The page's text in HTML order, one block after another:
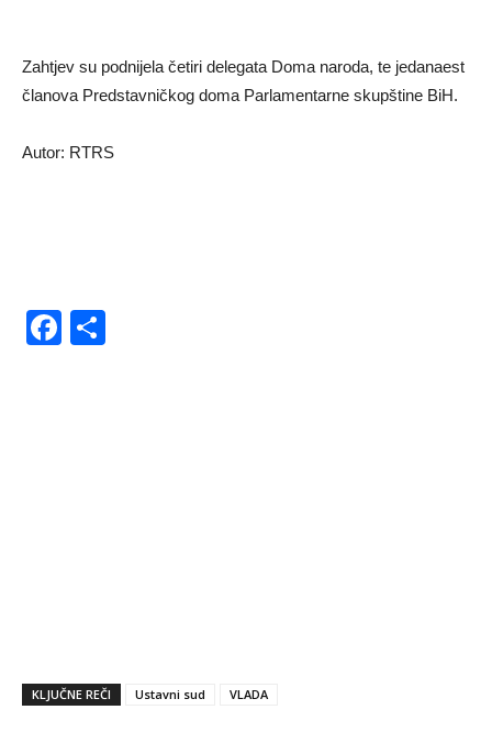
Zahtjev su podnijela četiri delegata Doma naroda, te jedanaest
članova Predstavničkog doma Parlamentarne skupštine BiH.
Autor: RTRS
Facebook
KLJUČNE REČI Ustavni sud VLADA